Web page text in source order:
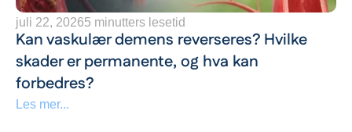
juli 22, 20265 minutters lesetid
Kan vaskulær demens reverseres? Hvilke
skader er permanente, og hva kan
forbedres?
Les mer...